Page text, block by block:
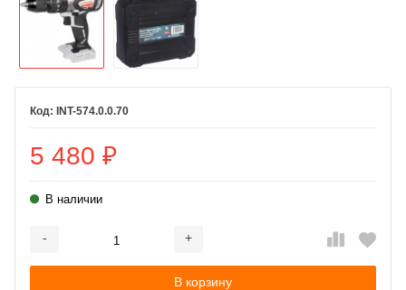
INT-574.0.0.70
5 480 ₽
В наличии
- +
В корзину